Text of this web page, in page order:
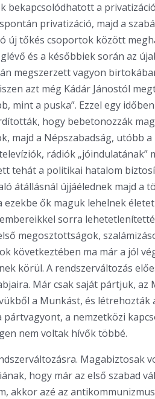
bekapcsolódhatott a
privatizáció, majd a
új tőkés csoportok között
és a későbbiek során az
megszerzett vagyon
azt még Kádár Jánostól
mint a puska”. Ezzel egy
hogy bebetonozzák
majd a Népszabadság, utóbb
rádiók „jóindulatának”
tehát a politikai hatalom
átállásnál újjáélednek majd a
ők maguk lehelnek
sorra
megosztottságok,
következtében ma már a jól
körül. A rendszerváltozás
Már csak saját pártjuk, az
a Munkást, és létrehozták
a nemzetközi
nem voltak hívők többé.
Magabiztosak
hogy már az első szabad
akkor azé az